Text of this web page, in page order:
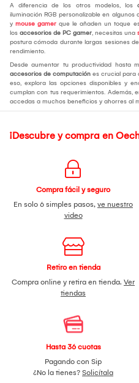
A diferencia de los otros modelos, los
iluminación RGB personalizable en
y mouse gamer que le añaden un toque
los accesorios de PC gamer, necesitas una
postura cómoda durante largas sesiones
rendimiento.
Desde aumentar tu productividad hasta
accesorios de computación es crucial para
eso, explora las opciones disponibles y
cumplan con tus requerimientos. Además,
accedas a muchos beneficios y ahorres al
¡Descubre y compra en
Compra fácil y seguro
En solo 6 simples pasos, ve nuestro
video
Retiro en tienda
Compra online y retira en tienda. Ver
tiendas
Hasta 36 cuotas
Pagando con Sip
¿No la tienes? Solicítala